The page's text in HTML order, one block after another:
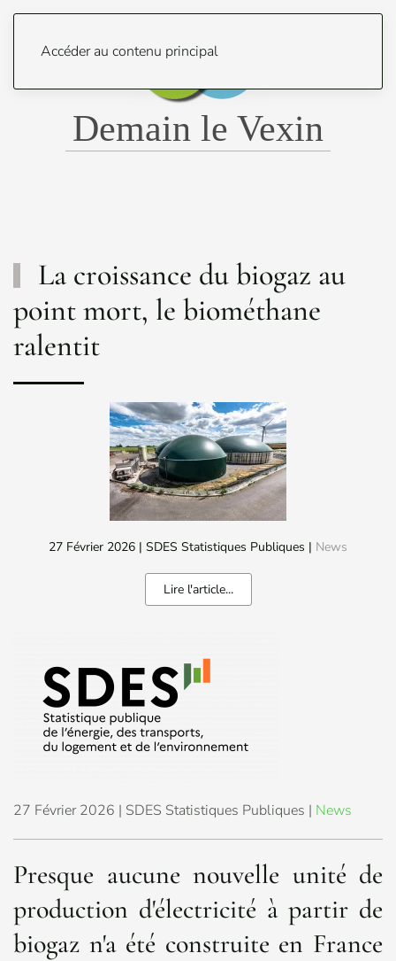
Accéder au contenu principal
Demain le Vexin
La croissance du biogaz au
point mort, le biométhane
ralentit
27 Février 2026 | SDES Statistiques Publiques | News
Lire l'article...
27 Février 2026 | SDES Statistiques Publiques | News
Presque aucune nouvelle unité de
production d'électricité à partir de
biogaz n'a été construite en France